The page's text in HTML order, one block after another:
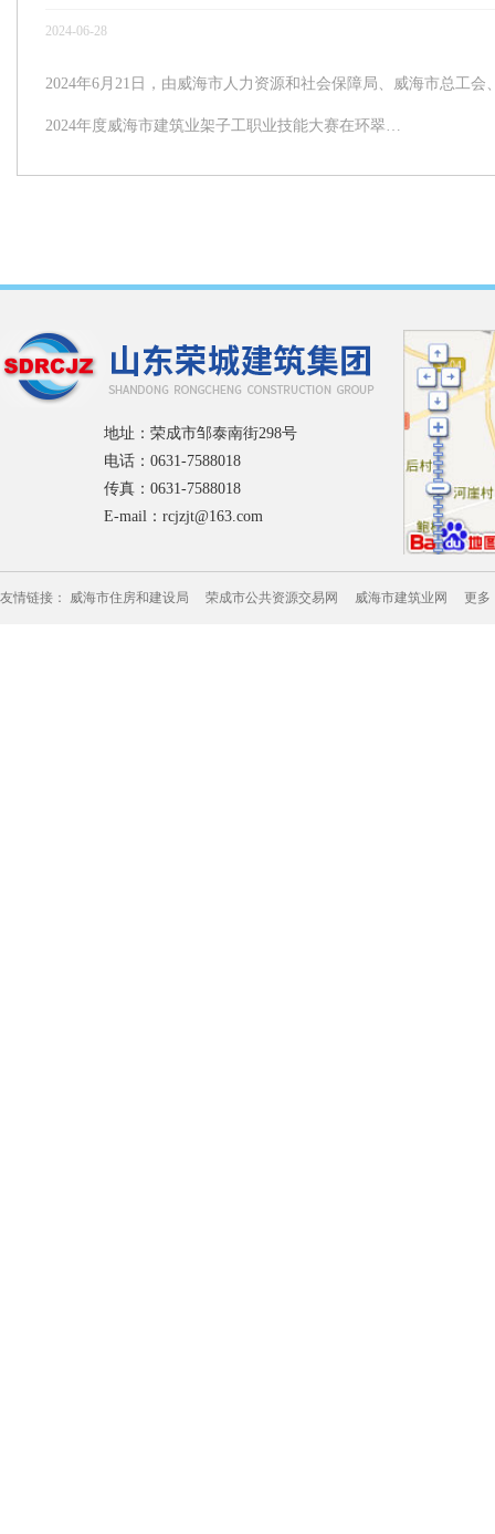
2024-06-28
2024年6月21日，由威海市人力资源和社会保障局、威海市总工
2024年度威海市建筑业架子工职业技能大赛在环翠…
地址：荣成市邹泰南街298号
电话：0631-7588018
传真：0631-7588018
E-mail：rcjzjt@163.com
友情链接： 威海市住房和建设局 荣成市公共资源交易网 威海市建筑业网 更多